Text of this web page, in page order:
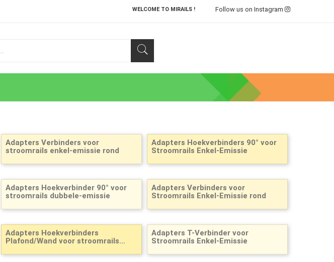
WELCOME TO MIRAILS ! Follow us on Instagram
Adapters Verbinders voor
stroomrails enkel-emissie rond
Adapters Hoekverbinders 90° voor
Stroomrails Enkel-Emissie
Adapters Hoekverbinder 90° voor
stroomrails dubbele-emissie
Adapters Verbinders voor
Stroomrails Enkel-Emissie rond
Adapters Hoekverbinders
Plafond/Wand voor stroomrails...
Adapters T-Verbinder voor
Stroomrails Enkel-Emissie